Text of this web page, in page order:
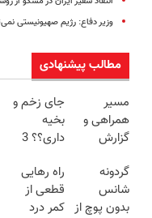
وزیر دفاع: رژیم صهیونیستی
مطالب پیشنهادی
مسیر
همراهی و
گزارش
گروه اسنپ
در ۱۴۰۴
جای زخم و
بخیه
داری؟؟ 3
محوش کن!
گردونه
شانس
بدون پوچ از
راه رهایی
قطعی از
کمر درد